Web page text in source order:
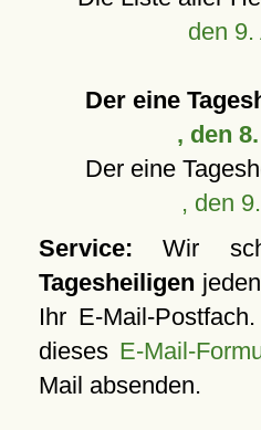
den 9.
Der eine
, den
Der eine
, den
Service: Wir
Tagesheiligen
Ihr E-Mail-
dieses E-Mail-
Mail absenden.